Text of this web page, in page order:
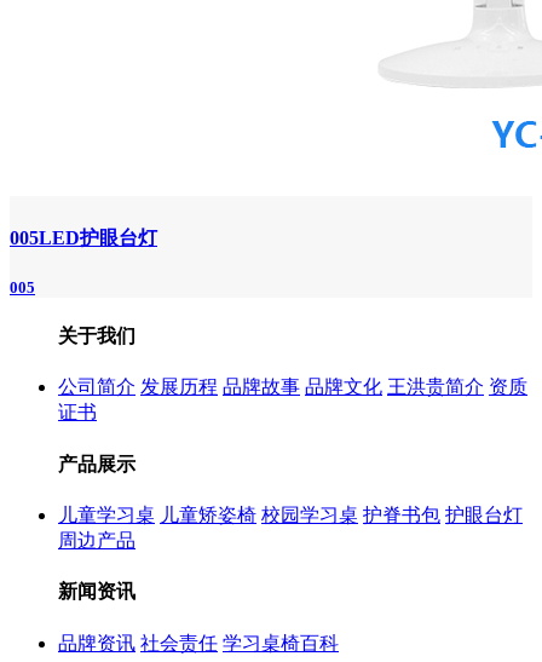
005LED护眼台灯
005
关于我们
公司简介 发展历程 品牌故事 品牌文化 王洪贵简介 资质
证书
产品展示
儿童学习桌 儿童矫姿椅 校园学习桌 护脊书包 护眼台灯
周边产品
新闻资讯
品牌资讯 社会责任 学习桌椅百科